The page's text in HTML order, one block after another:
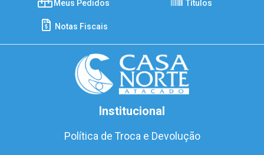
Meus Pedidos Títulos
Notas Fiscais
Institucional
Política de Troca e Devolução